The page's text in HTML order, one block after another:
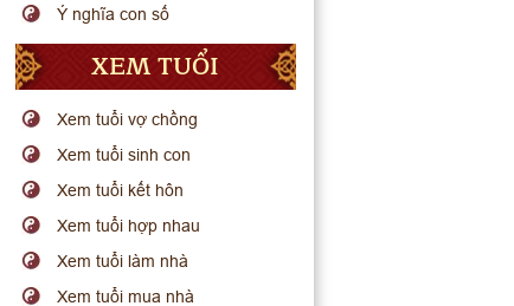
Ý nghĩa con số
XEM TUỔI
Xem tuổi vợ chồng
Xem tuổi sinh con
Xem tuổi kết hôn
Xem tuổi hợp nhau
Xem tuổi làm nhà
Xem tuổi mua nhà